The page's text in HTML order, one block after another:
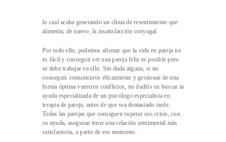
lo cual acaba generando un clima de resentimiento que
alimenta, de nuevo, la insatisfacción conyugal.
Por todo ello, podemos afirmar que la vida en pareja no
es fácil y conseguir ser una pareja feliz es posible pero
se debe trabajar en ello. Sin duda alguna, si no
conseguís comunicaros eficazmente y gestionar de una
forma óptima vuestros conflictos, no dudéis en buscar la
ayuda especializada de un psicólogo especialista en
terapia de pareja, antes de que sea demasiado tarde.
Todas las parejas que consiguen superar sus crisis, con
su ayuda, aseguran tener una relación sentimental más
satisfactoria, a partir de ese momento.